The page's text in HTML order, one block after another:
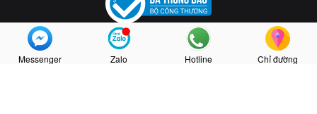
Messenger Zalo Hotline Chỉ đường